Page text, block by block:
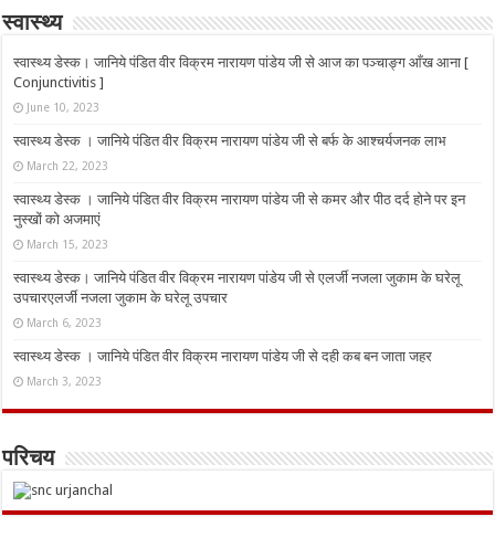
स्वास्थ्य
स्वास्थ्य डेस्क। जानिये पंडित वीर विक्रम नारायण पांडेय जी से आज का पञ्चाङ्ग आँख आना [
Conjunctivitis ]
June 10, 2023
स्वास्थ्य डेस्क । जानिये पंडित वीर विक्रम नारायण पांडेय जी से बर्फ के आश्चर्यजनक लाभ
March 22, 2023
स्वास्थ्य डेस्क । जानिये पंडित वीर विक्रम नारायण पांडेय जी से कमर और पीठ दर्द होने पर इन
नुस्‍खों को अजमाएं
March 15, 2023
स्वास्थ्य डेस्क। जानिये पंडित वीर विक्रम नारायण पांडेय जी से एलर्जी नजला जुकाम के घरेलू
उपचारएलर्जी नजला जुकाम के घरेलू उपचार
March 6, 2023
स्वास्थ्य डेस्क । जानिये पंडित वीर विक्रम नारायण पांडेय जी से दही कब बन जाता जहर
March 3, 2023
परिचय